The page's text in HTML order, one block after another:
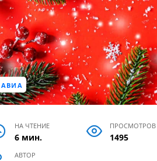
АВИА
НА ЧТЕНИЕ
6 мин.
ПРОСМОТРОВ
1495
АВТОР